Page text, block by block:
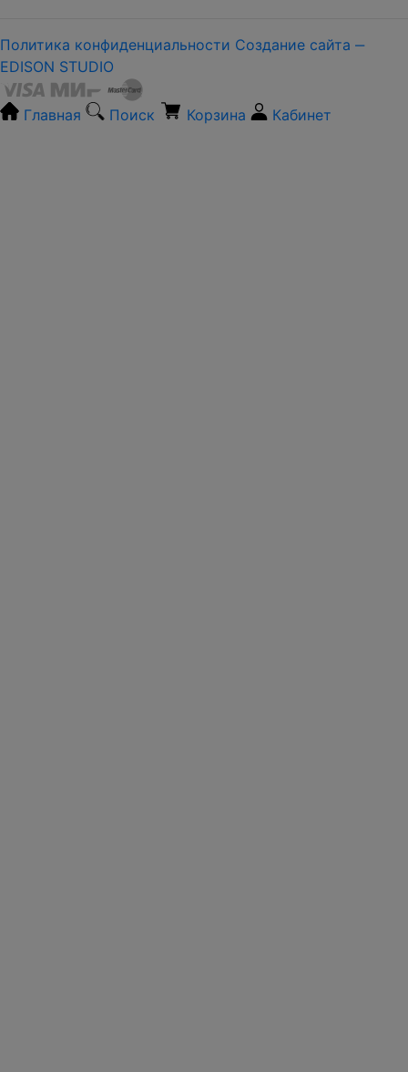
Политика конфиденциальности Создание сайта ‒
EDISON STUDIO
Главная Поиск Корзина Кабинет